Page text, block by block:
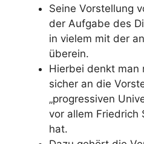
Seine Vorstellung
der Aufgabe des
in vielem mit der
überein.
Hierbei denkt man
sicher an die
„progressiven
vor allem Friedrich
hat.